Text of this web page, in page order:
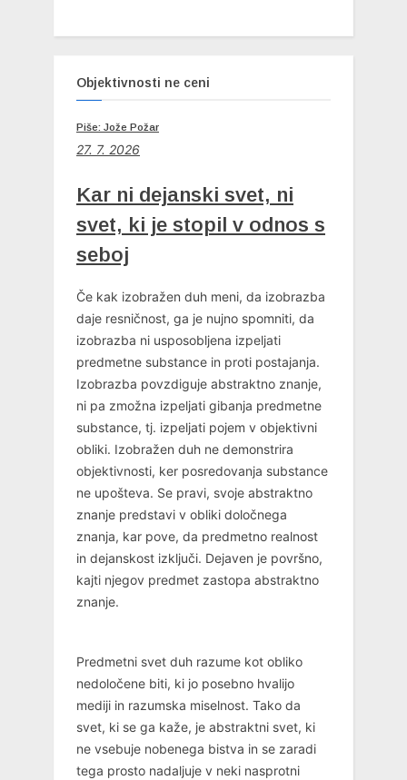
Objektivnosti ne ceni
Piše: Jože Požar
27. 7. 2026
Kar ni dejanski svet, ni
svet, ki je stopil v odnos s
seboj
Če kak izobražen duh meni, da izobrazba
daje resničnost, ga je nujno spomniti, da
izobrazba ni usposobljena izpeljati
predmetne substance in proti postajanja.
Izobrazba povzdiguje abstraktno znanje,
ni pa zmožna izpeljati gibanja predmetne
substance, tj. izpeljati pojem v objektivni
obliki. Izobražen duh ne demonstrira
objektivnosti, ker posredovanja substance
ne upošteva. Se pravi, svoje abstraktno
znanje predstavi v obliki določnega
znanja, kar pove, da predmetno realnost
in dejanskost izključi. Dejaven je površno,
kajti njegov predmet zastopa abstraktno
znanje.
Predmetni svet duh razume kot obliko
nedoločene biti, ki jo posebno hvalijo
mediji in razumska miselnost. Tako da
svet, ki se ga kaže, je abstraktni svet, ki
ne vsebuje nobenega bistva in se zaradi
tega prosto nadaljuje v neki nasprotni